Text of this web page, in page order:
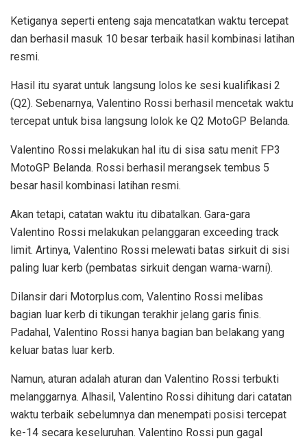
Ketiganya seperti enteng saja mencatatkan waktu tercepat
dan berhasil masuk 10 besar terbaik hasil kombinasi latihan
resmi.
Hasil itu syarat untuk langsung lolos ke sesi kualifikasi 2
(Q2). Sebenarnya, Valentino Rossi berhasil mencetak waktu
tercepat untuk bisa langsung lolok ke Q2 MotoGP Belanda.
Valentino Rossi melakukan hal itu di sisa satu menit FP3
MotoGP Belanda. Rossi berhasil merangsek tembus 5
besar hasil kombinasi latihan resmi.
Akan tetapi, catatan waktu itu dibatalkan. Gara-gara
Valentino Rossi melakukan pelanggaran exceeding track
limit. Artinya, Valentino Rossi melewati batas sirkuit di sisi
paling luar kerb (pembatas sirkuit dengan warna-warni).
Dilansir dari Motorplus.com, Valentino Rossi melibas
bagian luar kerb di tikungan terakhir jelang garis finis.
Padahal, Valentino Rossi hanya bagian ban belakang yang
keluar batas luar kerb.
Namun, aturan adalah aturan dan Valentino Rossi terbukti
melanggarnya. Alhasil, Valentino Rossi dihitung dari catatan
waktu terbaik sebelumnya dan menempati posisi tercepat
ke-14 secara keseluruhan. Valentino Rossi pun gagal